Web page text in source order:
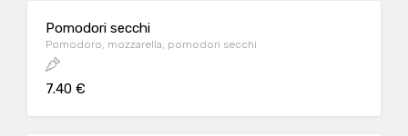
Pomodori secchi
Pomodoro, mozzarella, pomodori secchi
7.40 €